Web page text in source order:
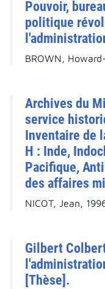
Pouvoir,
politique
BROWN,
Archives du
service
Inventaire de
H : Inde,
Pacifique,
des affaires
NICOT, Jean,
Gilbert
[Thèse].